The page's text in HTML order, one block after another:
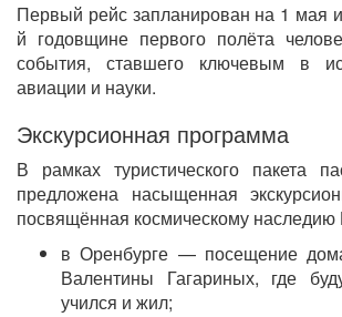
Первый рейс запланирован на 1 мая
й годовщине первого полёта
события, ставшего ключевым в
авиации и науки.
Экскурсионная программа
В рамках туристического пакета
предложена насыщенная
посвящённая космическому наследию
в Оренбурге — посещение
Валентины Гагариных, где
учился и жил;